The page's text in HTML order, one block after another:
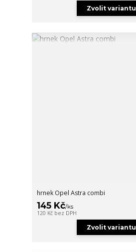
Zvolit variantu
hrnek Opel Astra combi
145 Kč/ks
120 Kč bez DPH
Zvolit variantu